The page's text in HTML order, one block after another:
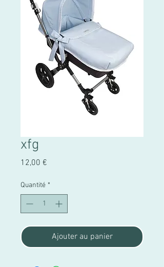
xfg
12,00 €
Quantité *
Ajouter au panier